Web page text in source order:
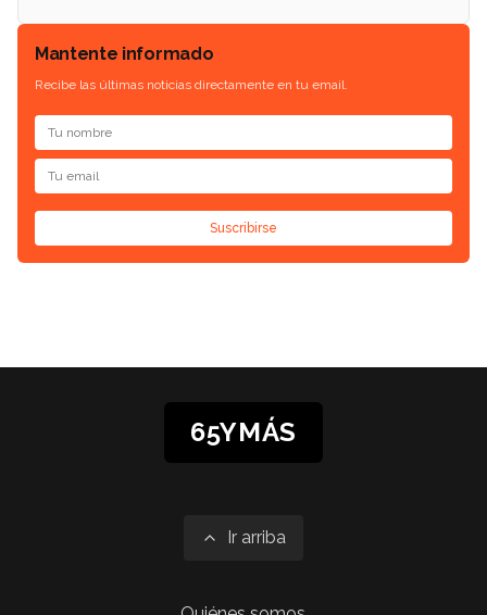
Mantente informado
Recibe las últimas noticias directamente en tu email.
Suscribirse
65YMÁS
Ir arriba